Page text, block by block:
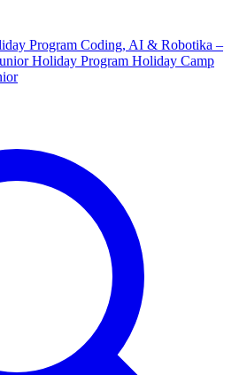
Program Coding, AI & Robotika –
Holiday Program Holiday Camp